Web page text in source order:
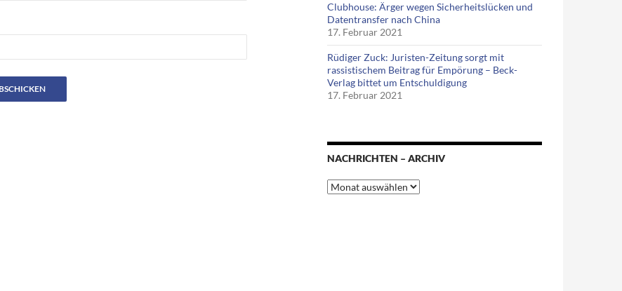
Clubhouse: Ärger wegen Sicherheitslücken und
Datentransfer nach China
17. Februar 2021
Rüdiger Zuck: Juristen-Zeitung sorgt mit
rassistischem Beitrag für Empörung – Beck-
Verlag bittet um Entschuldigung
17. Februar 2021
NACHRICHTEN – ARCHIV
Nachrichten
–